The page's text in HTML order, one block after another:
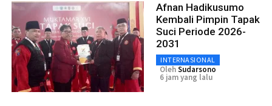
Afnan Hadikusumo
Kembali Pimpin Tapak
Suci Periode 2026-
2031
INTERNASIONAL
OlehSudarsono
6 jam yang lalu